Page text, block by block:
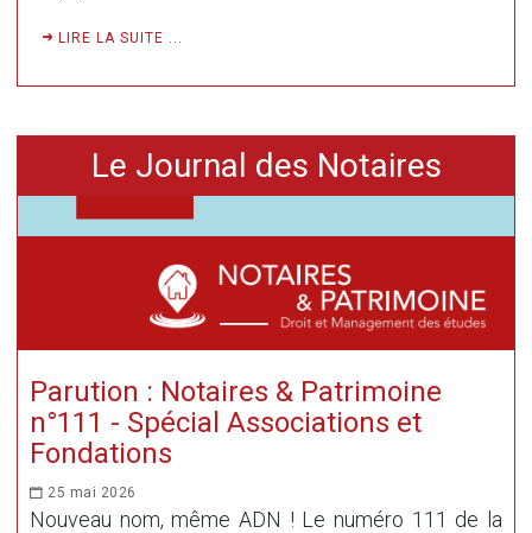
LIRE LA SUITE ...
Le Journal des Notaires
Parution : Notaires & Patrimoine
n°111 - Spécial Associations et
Fondations
25 mai 2026
Nouveau nom, même ADN ! Le numéro 111 de la